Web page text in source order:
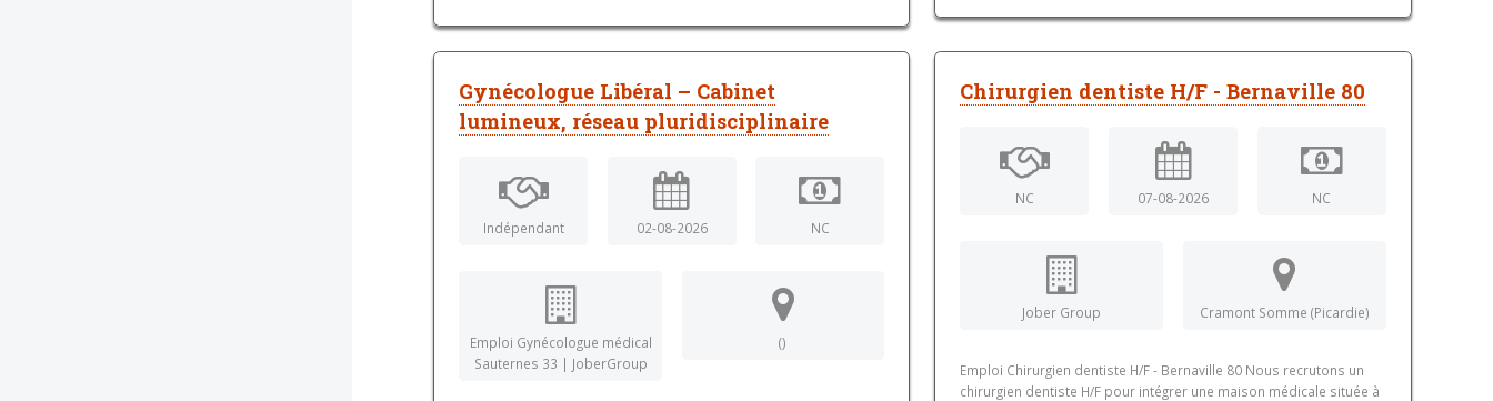
Gynécologue Libéral – Cabinet
lumineux, réseau pluridisciplinaire
Indépendant 02-08-2026 NC
Emploi Gynécologue médical
Sauternes 33 | JoberGroup
()
Chirurgien dentiste H/F - Bernaville 80
NC 07-08-2026 NC
Jober Group Cramont Somme (Picardie)
Emploi Chirurgien dentiste H/F - Bernaville 80 Nous recrutons un
chirurgien dentiste H/F pour intégrer une maison médicale située à